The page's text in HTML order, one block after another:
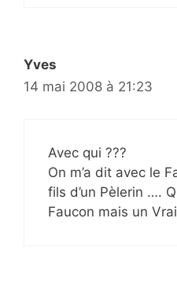
Yves
14 mai 2008 à 21:23
Avec qui ???
On m’a dit avec le
fils d’un Pèlerin ….
Faucon mais un